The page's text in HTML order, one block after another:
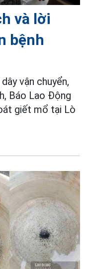
và lời
bệnh
vận chuyển,
Báo Lao Động
giết mổ tại Lò